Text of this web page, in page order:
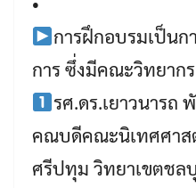
การฝึกอบรมเป็น
การ ซึ่งมีคณะวิทยาก
รศ.ดร.เยาวนารถ
คณบดีคณะนิเทศศาส
ศรีปทุม วิทยาเขตชล